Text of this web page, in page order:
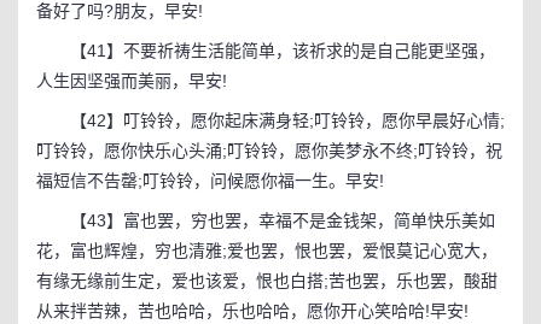
备好了吗?朋友，早安!
【41】不要祈祷生活能简单，该祈求的是自己能更坚强，
人生因坚强而美丽，早安!
【42】叮铃铃，愿你起床满身轻;叮铃铃，愿你早晨好心情;
叮铃铃，愿你快乐心头涌;叮铃铃，愿你美梦永不终;叮铃铃，祝
福短信不告罄;叮铃铃，问候愿你福一生。早安!
【43】富也罢，穷也罢，幸福不是金钱架，简单快乐美如
花，富也辉煌，穷也清雅;爱也罢，恨也罢，爱恨莫记心宽大，
有缘无缘前生定，爱也该爱，恨也白搭;苦也罢，乐也罢，酸甜
从来拌苦辣，苦也哈哈，乐也哈哈，愿你开心笑哈哈!早安!